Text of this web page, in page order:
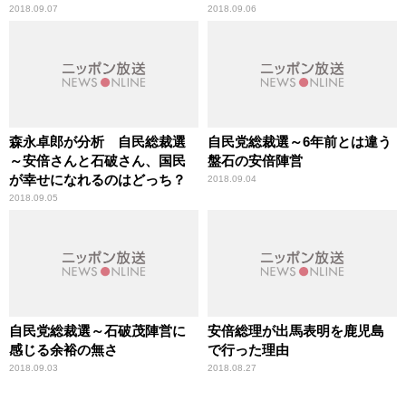
2018.09.07 2018.09.06
森永卓郎が分析 自民総裁選
～安倍さんと石破さん、国民
が幸せになれるのはどっち？
2018.09.05
自民党総裁選～6年前とは違う
盤石の安倍陣営
2018.09.04
自民党総裁選～石破茂陣営に
感じる余裕の無さ
2018.09.03
安倍総理が出馬表明を鹿児島
で行った理由
2018.08.27